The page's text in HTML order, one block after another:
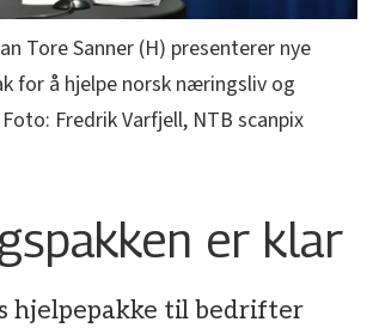
Tore Sanner (H) presenterer nye
for å hjelpe norsk næringsliv og
Fredrik Varfjell, NTB scanpix
er klar
hjelpepakke til bedrifter